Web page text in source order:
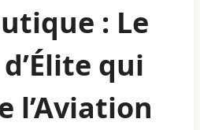
: Le
qui
l’Aviation